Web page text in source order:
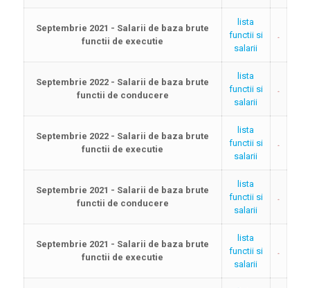
Septembrie 2021 - Salarii de baza brute
functii de executie
lista
functii si
salarii
Septembrie 2022 - Salarii de baza brute
functii de conducere
lista
functii si
salarii
Septembrie 2022 - Salarii de baza brute
functii de executie
lista
functii si
salarii
Septembrie 2021 - Salarii de baza brute
functii de conducere
lista
functii si
salarii
Septembrie 2021 - Salarii de baza brute
functii de executie
lista
functii si
salarii